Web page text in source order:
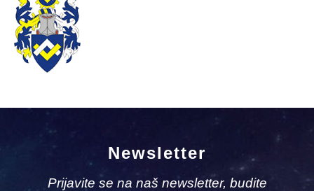
Newsletter
Prijavite se na naš newsletter, budite